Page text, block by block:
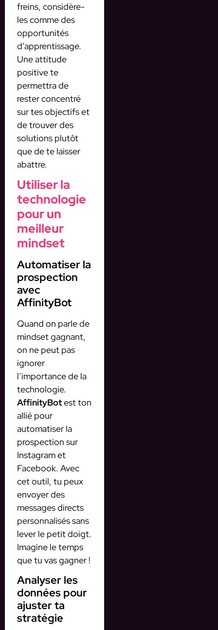
freins, considère-
les comme des
opportunités
d’apprentissage.
Une attitude
positive te
permettra de
rester concentré
sur tes objectifs et
de trouver des
solutions plutôt
que de te laisser
abattre.
Utiliser la
technologie
pour un
meilleur
mindset
Automatiser la
prospection
avec
AffinityBot
Quand on parle de
mindset gagnant,
on ne peut pas
ignorer
l’importance de la
technologie.
AffinityBotest ton
allié pour
automatiser la
prospection sur
Instagram et
Facebook. Avec
cet outil, tu peux
envoyer des
messages directs
personnalisés sans
lever le petit doigt.
Imagine le temps
que tu vas gagner !
Analyser les
données pour
ajuster ta
stratégie